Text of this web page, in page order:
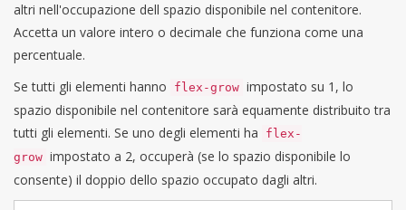
altri nell'occupazione dell spazio disponibile nel contenitore.
Accetta un valore intero o decimale che funziona come una
percentuale.
Se tutti gli elementi hanno
flex-grow impostato su 1, lo
spazio disponibile nel contenitore sarà equamente distribuito tra
tutti gli elementi. Se uno degli elementi ha
flex-
grow impostato a 2, occuperà (se lo spazio disponibile lo
consente) il doppio dello spazio occupato dagli altri.